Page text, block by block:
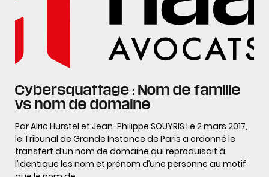
Cybersquattage : Nom de famille
vs nom de domaine
Par Alric Hurstel et Jean-Philippe SOUYRIS Le 2 mars 2017,
le Tribunal de Grande Instance de Paris a ordonné le
transfert d’un nom de domaine qui reproduisait à
l’identique les nom et prénom d’une personne au motif